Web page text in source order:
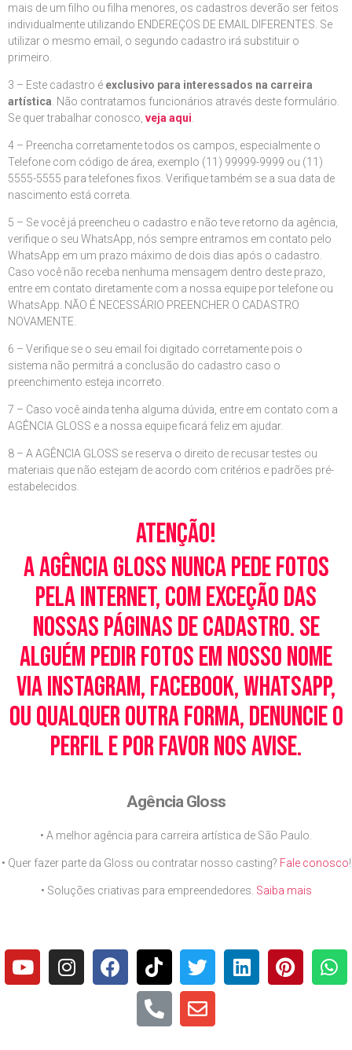
mais de um filho ou filha menores, os cadastros deverão ser feitos
individualmente utilizando ENDEREÇOS DE EMAIL DIFERENTES. Se
utilizar o mesmo email, o segundo cadastro irá substituir o
primeiro.
3 – Este cadastro é exclusivo para interessados na carreira
artística . Não contratamos funcionários através deste formulário.
Se quer trabalhar conosco, veja aqui
4 – Preencha corretamente todos os campos, especialmente o
Telefone com código de área, exemplo (11) 99999-9999 ou (11)
5555-5555 para telefones fixos. Verifique também se a sua data de
nascimento está correta.
5 – Se você já preencheu o cadastro e não teve retorno da agência,
verifique o seu WhatsApp, nós sempre entramos em contato pelo
WhatsApp em um prazo máximo de dois dias após o cadastro.
Caso você não receba nenhuma mensagem dentro deste prazo,
entre em contato diretamente com a nossa equipe por telefone ou
WhatsApp. NÃO É NECESSÁRIO PREENCHER O CADASTRO
NOVAMENTE.
6 – Verifique se o seu email foi digitado corretamente pois o
sistema não permitrá a conclusão do cadastro caso o
preenchimento esteja incorreto.
7 – Caso você ainda tenha alguma dúvida, entre em contato com a
AGÊNCIA GLOSS e a nossa equipe ficará feliz em ajudar.
8 – A AGÊNCIA GLOSS se reserva o direito de recusar testes ou
materiais que não estejam de acordo com critérios e padrões pré-
estabelecidos.
Atenção!
A Agência Gloss nunca pede fotos
pela Internet, com exceção das
nossas páginas de cadastro. Se
alguém pedir fotos em nosso nome
via Instagram, Facebook, WhatsApp,
ou qualquer outra forma, denuncie o
perfil e por favor nos avise.
Agência Gloss
• A melhor agência para carreira artística de São Paulo.
• Quer fazer parte da Gloss ou contratar nosso casting? Fale conosco!
• Soluções criativas para empreendedores. Saiba mais